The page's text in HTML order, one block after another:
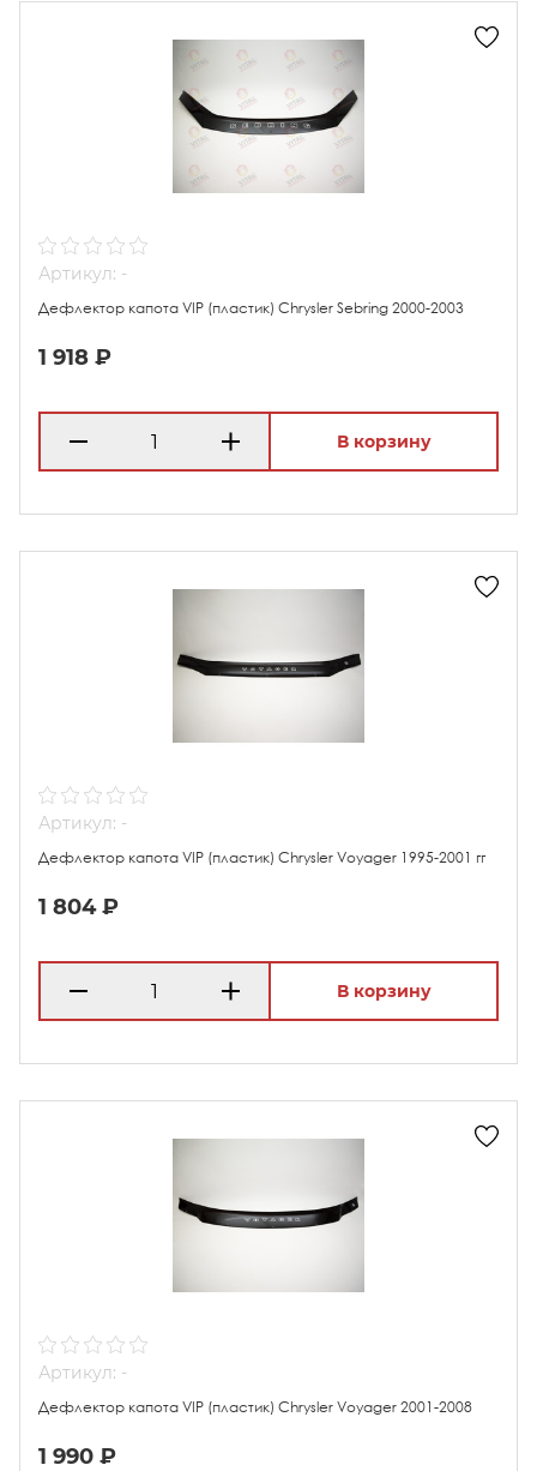
Артикул: -
Дефлектор капота VIP (пластик) Chrysler Sebring 2000-2003
1 918 ₽
В корзину
Артикул: -
Дефлектор капота VIP (пластик) Chrysler Voyager 1995-2001 гг
1 804 ₽
В корзину
Артикул: -
Дефлектор капота VIP (пластик) Chrysler Voyager 2001-2008
1 990 ₽